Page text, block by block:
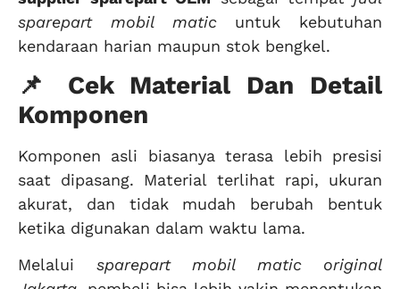
sparepart mobil maticuntuk kebutuhan
kendaraan harian maupun stok bengkel.
📌 Cek Material Dan Detail
Komponen
Komponen asli biasanya terasa lebih presisi
saat dipasang. Material terlihat rapi, ukuran
akurat, dan tidak mudah berubah bentuk
ketika digunakan dalam waktu lama.
Melalui sparepart mobil matic original